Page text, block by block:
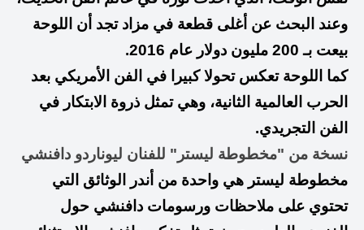
وعند البحث عن أغلى قطعة في مزاد تجد أن اللوحة
بيعت بـ 200 مليون دولار عام 2016.
كما اللوحة تعكس تحولا كبيرا في الفن الأمريكي بعد
الحرب العالمية الثانية، وهي تمثل ذروة الابتكار في
الفن التجريدي.
نسخة من "مخطوطة ليستر" للفنان ليوناردو دافنشي
مخطوطة ليستر هي واحدة من أندر الوثائق التي
تحتوي على ملاحظات ورسومات دافنشي حول